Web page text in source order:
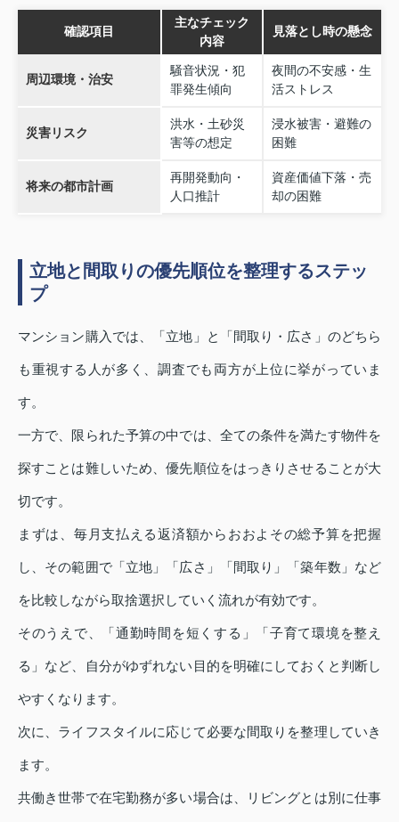
確認項目
主なチェック
内容
見落とし時の懸念
周辺環境・治安
騒音状況・犯
罪発生傾向
夜間の不安感・生
活ストレス
災害リスク
洪水・土砂災
害等の想定
浸水被害・避難の
困難
将来の都市計画
再開発動向・
人口推計
資産価値下落・売
却の困難
立地と間取りの優先順位を整理するステッ
プ
マンション購入では、「立地」と「間取り・広さ」のどちら
も重視する人が多く、調査でも両方が上位に挙がっていま
す。
一方で、限られた予算の中では、全ての条件を満たす物件を
探すことは難しいため、優先順位をはっきりさせることが大
切です。
まずは、毎月支払える返済額からおおよその総予算を把握
し、その範囲で「立地」「広さ」「間取り」「築年数」など
を比較しながら取捨選択していく流れが有効です。
そのうえで、「通勤時間を短くする」「子育て環境を整え
る」など、自分がゆずれない目的を明確にしておくと判断し
やすくなります。
次に、ライフスタイルに応じて必要な間取りを整理していき
ます。
共働き世帯で在宅勤務が多い場合は、リビングとは別に仕事